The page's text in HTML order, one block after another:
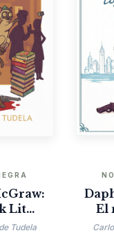
Lit
Tudela
El